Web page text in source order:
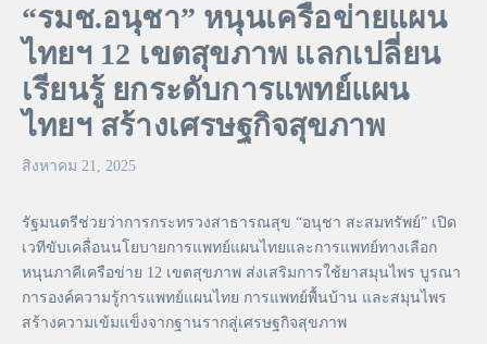
“รมช.อนุชา” หนุนเครือข่ายแผน
ไทยฯ 12 เขตสุขภาพ แลกเปลี่ยน
เรียนรู้ ยกระดับการแพทย์แผน
ไทยฯ สร้างเศรษฐกิจสุขภาพ
สิงหาคม 21, 2025
รัฐมนตรีช่วยว่าการกระทรวงสาธารณสุข “อนุชา สะสมทรัพย์” เปิด
เวทีขับเคลื่อนนโยบายการแพทย์แผนไทยและการแพทย์ทางเลือก
หนุนภาคีเครือข่าย 12 เขตสุขภาพ ส่งเสริมการใช้ยาสมุนไพร บูรณา
การองค์ความรู้การแพทย์แผนไทย การแพทย์พื้นบ้าน และสมุนไพร
สร้างความเข้มแข็งจากฐานรากสู่เศรษฐกิจสุขภาพ